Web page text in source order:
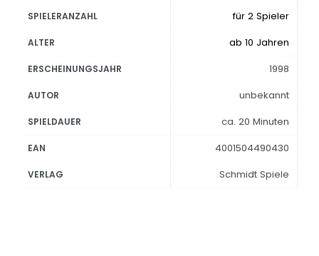
SPIELERANZAHL für 2 Spieler
ALTER ab 10 Jahren
ERSCHEINUNGSJAHR 1998
AUTOR unbekannt
SPIELDAUER ca. 20 Minuten
EAN 4001504490430
VERLAG Schmidt Spiele